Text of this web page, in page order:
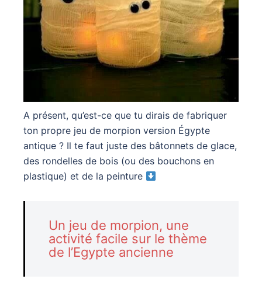
A présent, qu’est-ce que tu dirais de fabriquer
ton propre jeu de morpion version Égypte
antique ? Il te faut juste des bâtonnets de glace,
des rondelles de bois (ou des bouchons en
plastique) et de la peinture
Un jeu de morpion, une
activité facile sur le thème
de l’Egypte ancienne